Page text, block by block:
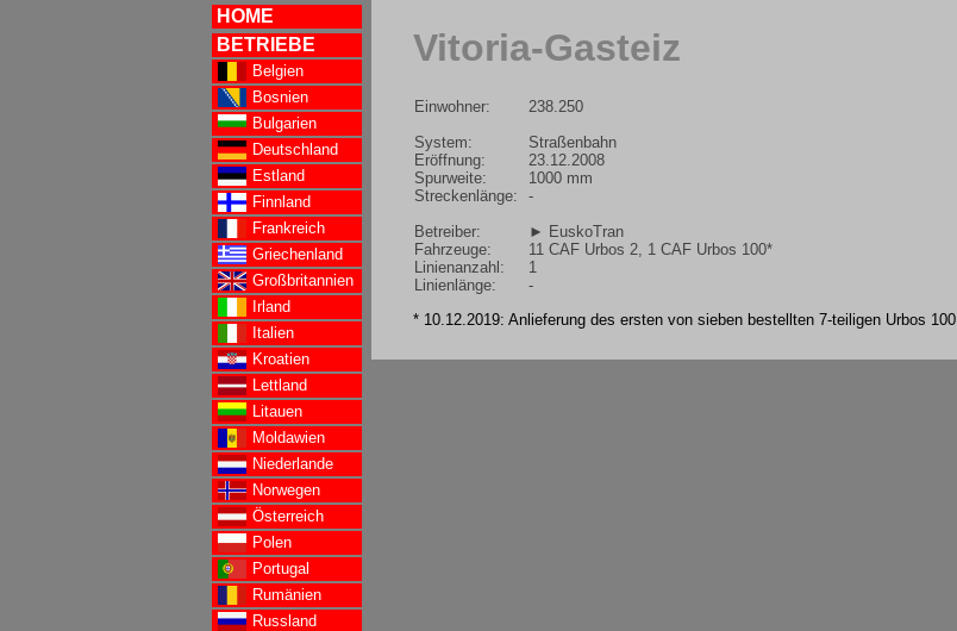
HOME
BETRIEBE
Belgien
Bosnien
Bulgarien
Deutschland
Estland
Finnland
Frankreich
Griechenland
Großbritannien
Irland
Italien
Kroatien
Lettland
Litauen
Moldawien
Niederlande
Norwegen
Österreich
Polen
Portugal
Rumänien
Russland
Vitoria-Gasteiz
Einwohner:
System:
Eröffnung:
Spurweite:
Streckenlänge:
Betreiber:
Fahrzeuge:
Linienanzahl:
Linienlänge:
238.250
Straßenbahn
23.12.2008
1000 mm
-
► EuskoTran
11 CAF Urbos 2, 1 CAF Urbos 100*
1
-
* 10.12.2019: Anlieferung des ersten von sieben bestellten 7-teiligen Urbos 100